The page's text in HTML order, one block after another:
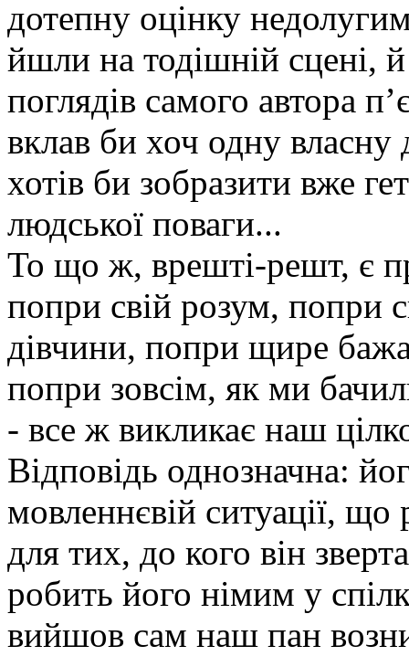
дотепну оцінку
йшли на тодішній сцені,
поглядів самого автора
вклав би хоч одну власну
хотів би зобразити вже
людської поваги...
То що ж, врешті-решт, є
попри свій розум, попри
дівчини, попри щире
попри зовсім, як ми
- все ж викликає наш
Відповідь однозначна:
мовленнєвій ситуації,
для тих, до кого він
робить його німим у
вийшов сам наш пан